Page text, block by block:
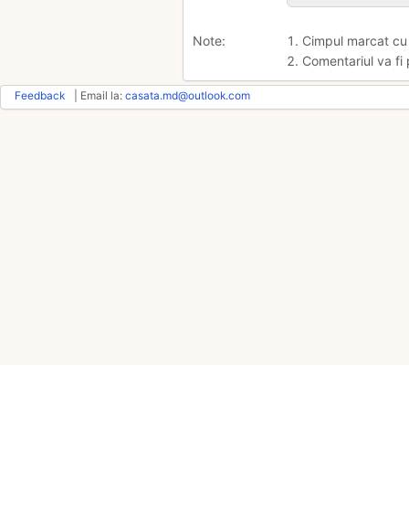
Note:
1. Cimpul marcat
2. Comentariul va
Feedback | Email la: casata.md@outlook.com